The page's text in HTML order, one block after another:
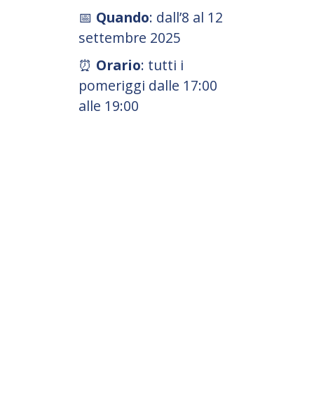
📅 Quando: dall’8 al 12
settembre 2025
⏰ Orario: tutti i
pomeriggi dalle 17:00
alle 19:00